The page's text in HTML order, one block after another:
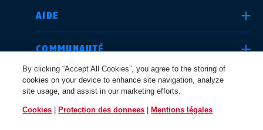
AIDE
COMMUNAUTÉ
QUESTIONS JURIDIQUES
Deutschland
By clicking “Accept All Cookies”, you agree to the storing of
cookies on your device to enhance site navigation, analyze
site usage, and assist in our marketing efforts.
Cookies Protection des donnees Mentions légales